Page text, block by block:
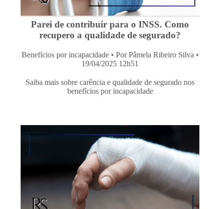
Parei de contribuir para o INSS. Como
recupero a qualidade de segurado?
Benefícios por incapacidade • Por Pâmela Ribeiro Silva •
19/04/2025 12h51
Saiba mais sobre carência e qualidade de segurado nos
benefícios por incapacidade